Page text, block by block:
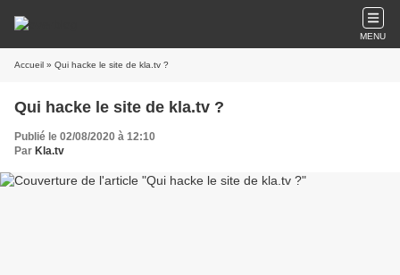
MENU
Accueil » Qui hacke le site de kla.tv ?
Qui hacke le site de kla.tv ?
Publié le 02/08/2020 à 12:10
Par Kla.tv